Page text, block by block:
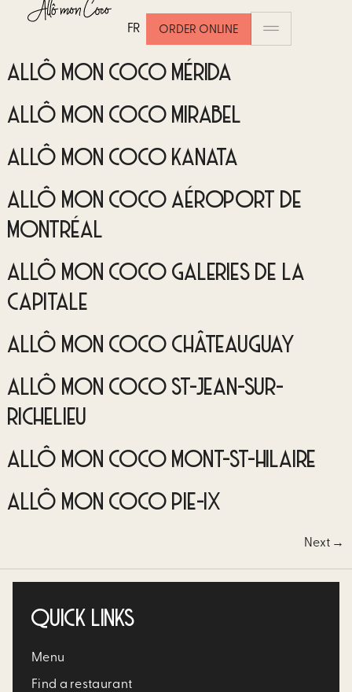
FR ORDER ONLINE
ALLÔ MON COCO PLATEAU GATINEAU
ALLÔ MON COCO MÉRIDA
ALLÔ MON COCO MIRABEL
ALLÔ MON COCO KANATA
ALLÔ MON COCO AÉROPORT DE
MONTRÉAL
ALLÔ MON COCO GALERIES DE LA
CAPITALE
ALLÔ MON COCO CHÂTEAUGUAY
ALLÔ MON COCO ST-JEAN-SUR-
RICHELIEU
ALLÔ MON COCO MONT-ST-HILAIRE
ALLÔ MON COCO PIE-IX
Next →
QUICK LINKS
Menu
Find a restaurant